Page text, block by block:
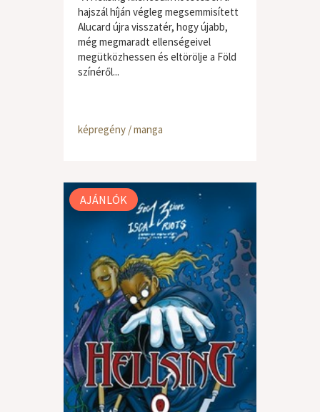
hajszál híján végleg megsemmisített
Alucard újra visszatér, hogy újabb,
még megmaradt ellenségeivel
megütközhessen és eltörölje a Föld
színéről...
képregény / manga
AJÁNLÓK